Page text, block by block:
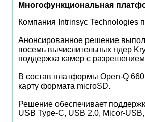
Многофункциональная
Компания Intrinsyc Technologies
Анонсированное решение
восемь вычислительных ядер
поддержка камер с
В состав платформы Open-Q
карту формата microSD.
Решение обеспечивает
USB Type-C, USB 2.0, Micor-